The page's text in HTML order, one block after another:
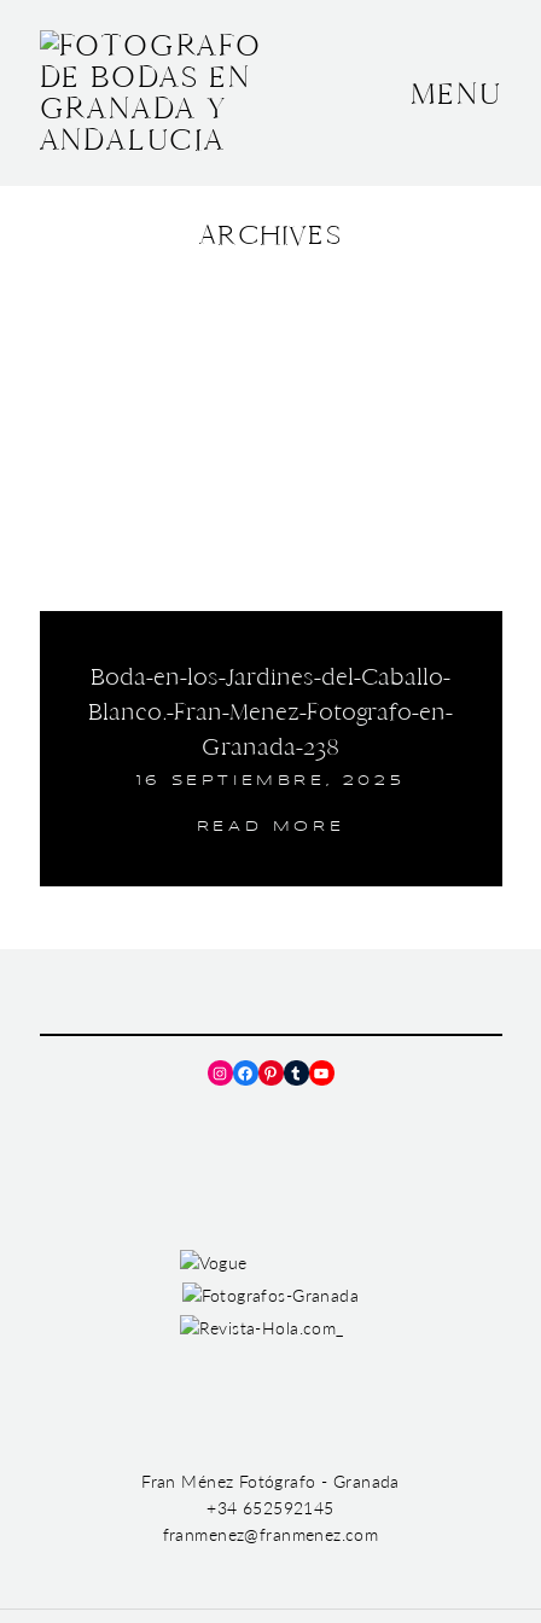
MENU
ARCHIVES
Boda-en-los-Jardines-del-Caballo-
Blanco.-Fran-Menez-Fotografo-en-
Granada-238
16 SEPTIEMBRE, 2025
READ MORE
BODAS
Instagram
Facebook
Pinterest
TumblrYouTube
Fran Ménez Fotógrafo - Granada
+34 652592145
franmenez@franmenez.com